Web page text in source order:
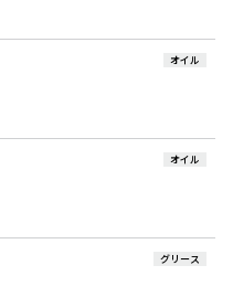
オイル
オイル
グリース